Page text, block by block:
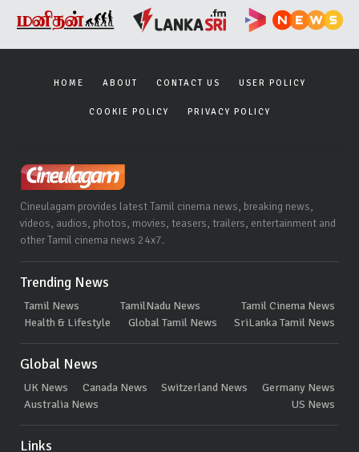
HOME ABOUT CONTACT US USER POLICY
COOKIE POLICY PRIVACY POLICY
Cineulagam provides latest Tamil cinema news, breaking news,
videos, audios, photos, movies, teasers, trailers, entertainment and
other Tamil cinema news 24x7.
Trending News
Tamil News TamilNadu News
Tamil Cinema News
Health & Lifestyle
Global Tamil News SriLanka Tamil News
Global News
UK News Canada News Switzerland News
Germany News
Australia News
US News
Links